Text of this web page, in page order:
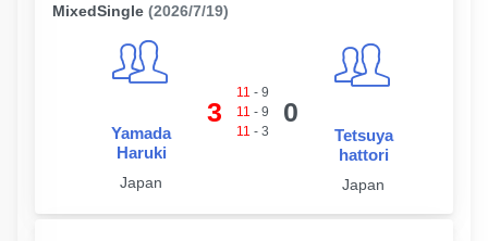
MixedSingle (2026/7/19)
Yamada
Haruki
Japan
3
11 - 9
11 - 9
11 - 3
0
Tetsuya
hattori
Japan